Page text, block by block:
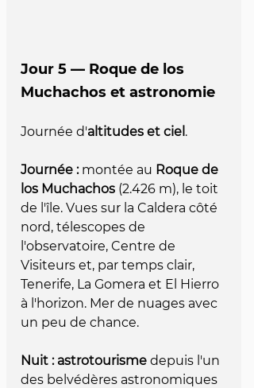
Jour 5 — Roque de los
Muchachos et astronomie
Journée d'altitudes et ciel .
Journée : montée au Roque de
los Muchachos (2.426 m), le toit
de l'île. Vues sur la Caldera côté
nord, télescopes de
l'observatoire, Centre de
Visiteurs et, par temps clair,
Tenerife, La Gomera et El Hierro
à l'horizon. Mer de nuages avec
un peu de chance.
Nuit : astrotourisme depuis l'un
des belvédères astronomiques